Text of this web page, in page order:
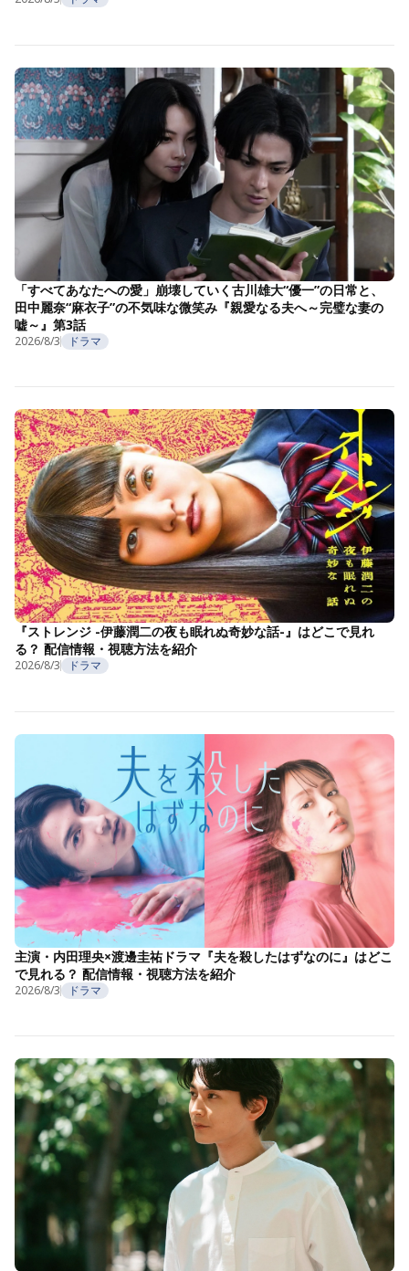
「すべてあなたへの愛」崩壊していく古川雄大“優一”の日常と、
田中麗奈“麻衣子”の不気味な微笑み『親愛なる夫へ～完璧な妻の
嘘～』第3話
2026/8/3 ドラマ
『ストレンジ -伊藤潤二の夜も眠れぬ奇妙な話-』はどこで見れ
る？ 配信情報・視聴方法を紹介
2026/8/3 ドラマ
主演・内田理央×渡邊圭祐ドラマ『夫を殺したはずなのに』はどこ
で見れる？ 配信情報・視聴方法を紹介
2026/8/3 ドラマ